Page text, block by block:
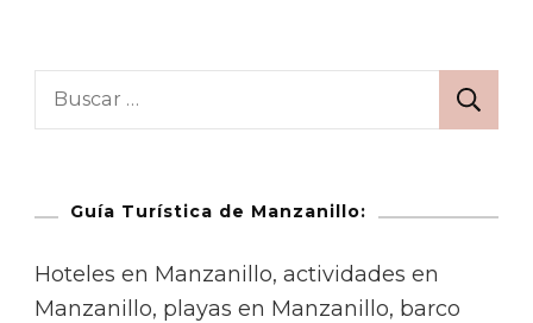
Guía Turística de Manzanillo:
Hoteles en Manzanillo, actividades en
Manzanillo, playas en Manzanillo, barco